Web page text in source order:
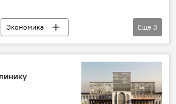
Экономика
Сельское хозяйство
Еще 3